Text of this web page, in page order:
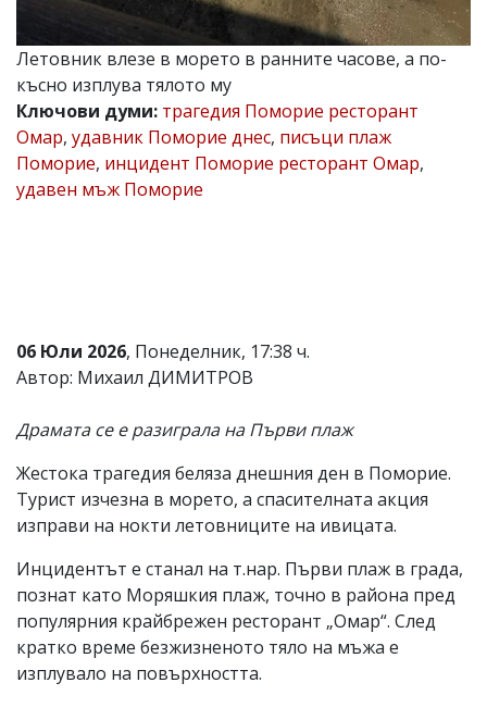
Иван
Колев,
email:
office@flagman.bg
Коментарите
под
се
отговорност
за
откриете
за
вас
коментар,
моля
ни!
Летовник влезе в морето в ранните часове, а по-
късно изплува тялото му
Ключови думи: трагедия Поморие ресторант
Омар, удавник Поморие днес, писъци плаж
Поморие, инцидент Поморие ресторант Омар,
удавен мъж Поморие
06 Юли 2026, Понеделник, 17:38 ч.
Автор: Михаил ДИМИТРОВ
Драмата се е разиграла на Първи плаж
Жестока трагедия беляза днешния ден в Поморие.
Турист изчезна в морето, а спасителната акция
изправи на нокти летовниците на ивицата.
Инцидентът е станал на т.нар. Първи плаж в града,
познат като Моряшкия плаж, точно в района пред
популярния крайбрежен ресторант „Омар“. След
кратко време безжизненото тяло на мъжа е
изплувало на повърхността.